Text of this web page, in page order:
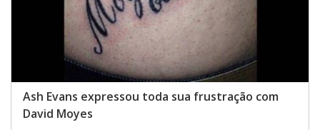
Ash Evans expressou toda sua frustração com
David Moyes